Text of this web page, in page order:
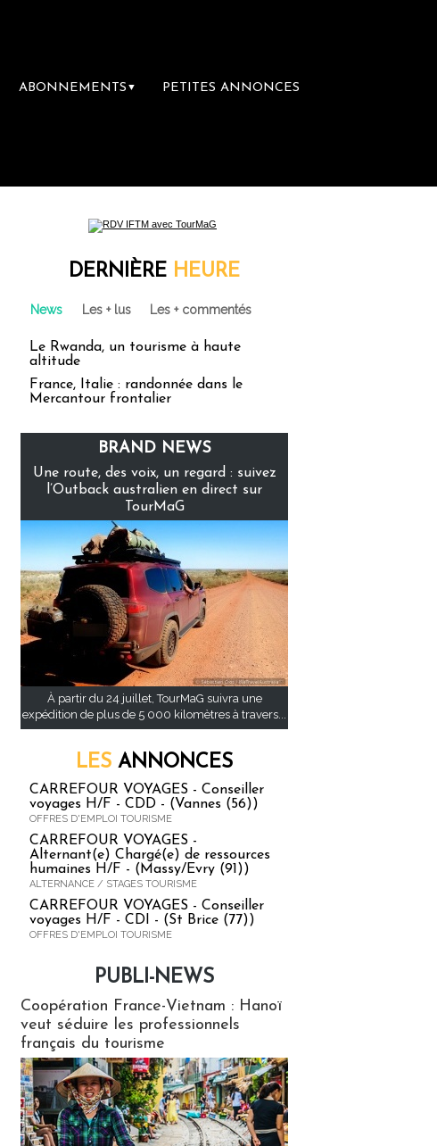
ABONNEMENTS ▼ PETITES ANNONCES
DERNIÈRE HEURE
News Les + lus Les + commentés
Le Rwanda, un tourisme à haute
altitude
France, Italie : randonnée dans le
Mercantour frontalier
BRAND NEWS
Une route, des voix, un regard : suivez
l’Outback australien en direct sur
TourMaG
À partir du 24 juillet, TourMaG suivra une
expédition de plus de 5 000 kilomètres à travers...
LES ANNONCES
CARREFOUR VOYAGES - Conseiller
voyages H/F - CDD - (Vannes (56))
OFFRES D'EMPLOI TOURISME
CARREFOUR VOYAGES -
Alternant(e) Chargé(e) de ressources
humaines H/F - (Massy/Evry (91))
ALTERNANCE / STAGES TOURISME
CARREFOUR VOYAGES - Conseiller
voyages H/F - CDI - (St Brice (77))
OFFRES D'EMPLOI TOURISME
PUBLI-NEWS
Coopération France-Vietnam : Hanoï
veut séduire les professionnels
français du tourisme